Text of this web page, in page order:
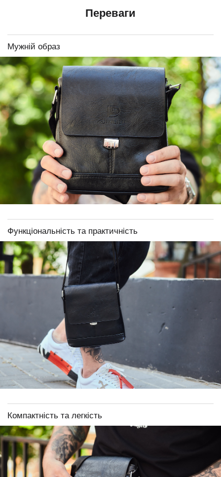
Переваги
Мужній образ
Функціональність та практичність
Компактність та легкість